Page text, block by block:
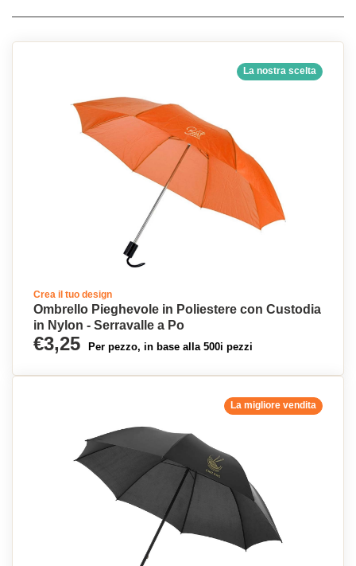
La nostra scelta
Crea il tuo design
Ombrello Pieghevole in Poliestere con Custodia
in Nylon - Serravalle a Po
€3,25 Per pezzo, in base alla 500i pezzi
La migliore vendita